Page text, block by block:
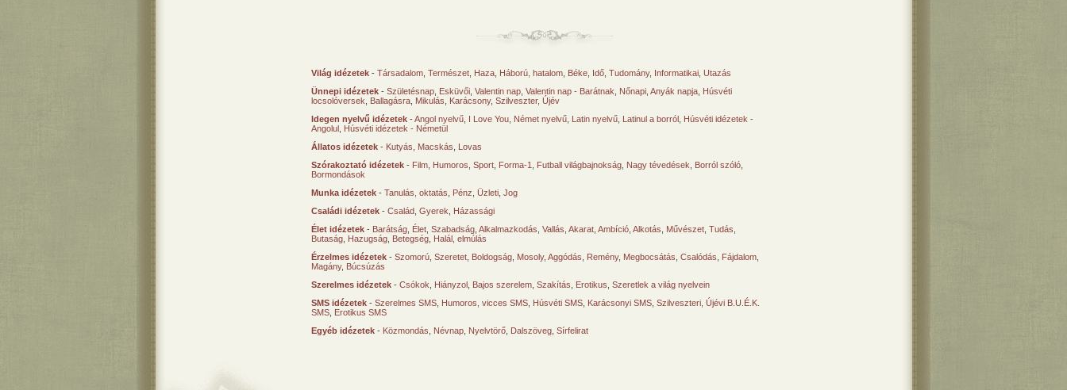
Világ idézetek - Társadalom Természet Haza Háború, hatalom Béke Idő Tudomány, Informatikai Utazás
Ünnepi idézetek - Születésnap Esküvői Valentin nap Valentin nap - Barátnak Nőnapi Anyák napja Húsvéti
locsolóversek
Ballagásra Mikulás Karácsony, Szilveszter, Újév
Idegen nyelvű idézetek -Angol nyelvű I Love You Német nyelvű Latin nyelvű Latinul a borról Húsvéti idézetek -
Angolul Húsvéti idézetek - Németül
Állatos idézetek - Kutyás Macskás
Lovas
Szórakoztató idézetek - Film Humoros Sport Forma-1 Futball világbajnokság Nagy tévedések Borról szóló
Bormondások
Munka idézetek - Tanulás, oktatás Pénz Üzleti Jog
Családi idézetek - Család Gyerek
Házassági
Élet idézetek - Barátság Élet Szabadság Alkalmazkodás Vallás Akarat Ambíció Alkotás Művészet Tudás
Butaság Hazugság Betegség Halál, elmúlás
Érzelmes idézetek - Szomorú Szeretet Boldogság Mosoly, Aggódás Remény, Megbocsátás Csalódás Fájdalom
Magány, Búcsúzás
Szerelmes idézetek - Csókok Hiányzol Bajos szerelem Szakítás Erotikus Szeretlek a világ nyelvein
SMS idézetek - Szerelmes SMS Humoros, vicces SMS Húsvéti SMS Karácsonyi SMS Szilveszteri, Újévi B.U.É.K.
SMS Erotikus SMS
Egyéb idézetek - Közmondás Névnap Nyelvtörő Dalszöveg Sírfelirat